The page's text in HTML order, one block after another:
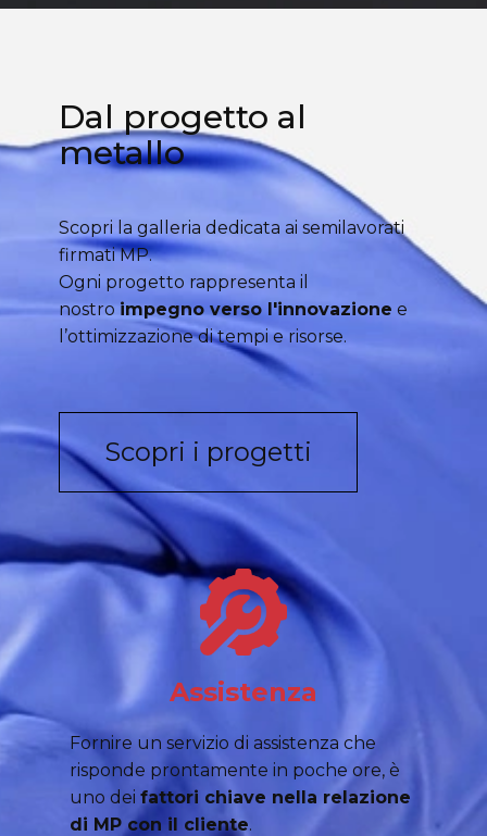
Dal progetto al
metallo
Scopri la galleria dedicata ai semilavorati
firmati MP.
Ogni progetto rappresenta il
nostro impegno verso l'innovazione e
l’ottimizzazione di tempi e risorse.
Scopri i progetti
Assistenza
Fornire un servizio di assistenza che
risponde prontamente in poche ore, è
uno dei fattori chiave nella relazione
di MP con il cliente.